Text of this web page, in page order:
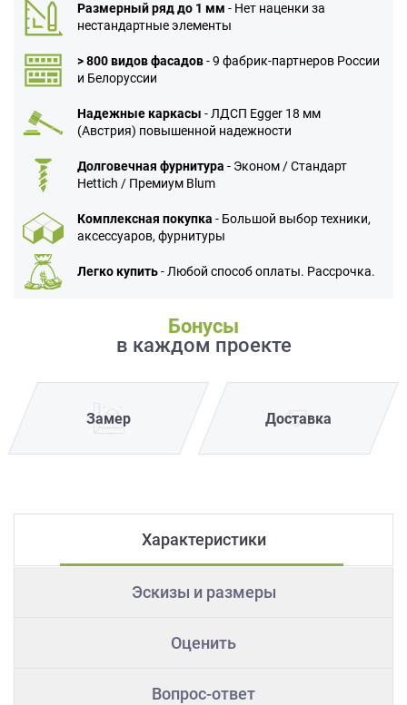
Размерный ряд до 1 мм - Нет наценки за
нестандартные элементы
> 800 видов фасадов- 9 фабрик-партнеров России
и Белоруссии
Надежные каркасы - ЛДСП Egger 18 мм
(Австрия) повышенной надежности
Долговечная фурнитура - Эконом / Стандарт
Hettich / Премиум Blum
Комплексная покупка - Большой выбор техники,
аксессуаров, фурнитуры
Легко купить- Любой способ оплаты. Рассрочка.
Бонусы
в каждом проекте
Замер Доставка
Характеристики
Эскизы и размеры
Оценить
Вопрос-ответ